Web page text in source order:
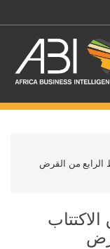
حدد ملفا
الرابع من القرض